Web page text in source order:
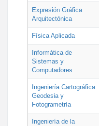
Expresión Gráfica
Arquitectónica
Física Aplicada
Informática de
Sistemas y
Computadores
Ingeniería Cartográfica
Geodesia y
Fotogrametría
Ingeniería de la